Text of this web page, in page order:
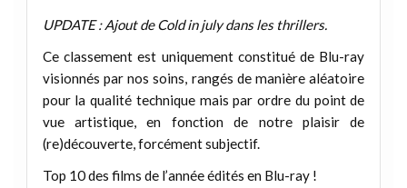
UPDATE : Ajout de Cold in july dans les thrillers.
Ce classement est uniquement constitué de Blu-ray
visionnés par nos soins, rangés de manière aléatoire
pour la qualité technique mais par ordre du point de
vue artistique, en fonction de notre plaisir de
(re)découverte, forcément subjectif.
Top 10 des films de l’année édités en Blu-ray !